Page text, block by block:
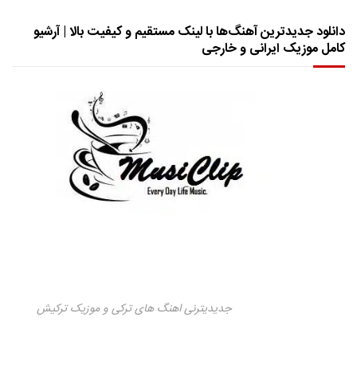
دانلود جدیدترین آهنگ‌ها با لینک مستقیم و کیفیت بالا | آرشیو
کامل موزیک ایرانی و خارجی
جدیدیترنی اهنگ های ترکی و موزیک ترکیش